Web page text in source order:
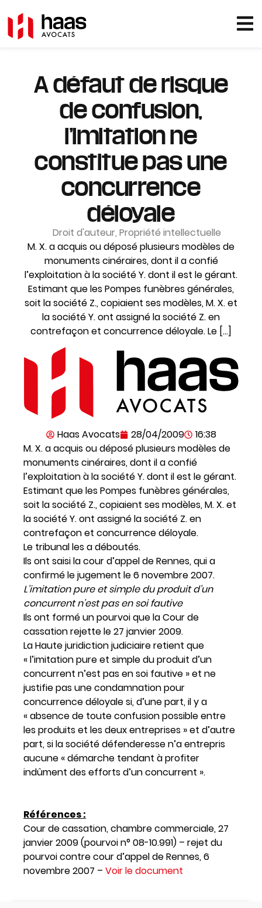
A défaut de risque
de confusion,
l’imitation ne
constitue pas une
concurrence
déloyale
Droit d'auteur, Propriété intellectuelle
M. X. a acquis ou déposé plusieurs modèles de
monuments cinéraires, dont il a confié
l’exploitation à la société Y. dont il est le gérant.
Estimant que les Pompes funèbres générales,
soit la société Z., copiaient ses modèles, M. X. et
la société Y. ont assigné la société Z. en
contrefaçon et concurrence déloyale. Le […]
Haas Avocats 28/04/2009
16:38
M. X. a acquis ou déposé plusieurs modèles de
monuments cinéraires, dont il a confié
l’exploitation à la société Y. dont il est le gérant.
Estimant que les Pompes funèbres générales,
soit la société Z., copiaient ses modèles, M. X. et
la société Y. ont assigné la société Z. en
contrefaçon et concurrence déloyale.
Le tribunal les a déboutés.
Ils ont saisi la cour d’appel de Rennes, qui a
confirmé le jugement le 6 novembre 2007.
L’imitation pure et simple du produit d’un
concurrent n’est pas en soi fautive
Ils ont formé un pourvoi que la Cour de
cassation rejette le 27 janvier 2009.
La Haute juridiction judiciaire retient que
« l’imitation pure et simple du produit d’un
concurrent n’est pas en soi fautive » et ne
justifie pas une condamnation pour
concurrence déloyale si, d’une part, il y a
« absence de toute confusion possible entre
les produits et les deux entreprises » et d’autre
part, si la société défenderesse n’a entrepris
aucune « démarche tendant à profiter
indûment des efforts d’un concurrent ».
Références :
Cour de cassation, chambre commerciale, 27
janvier 2009 (pourvoi n° 08-10.991) – rejet du
pourvoi contre cour d’appel de Rennes, 6
novembre 2007 – Voir le document